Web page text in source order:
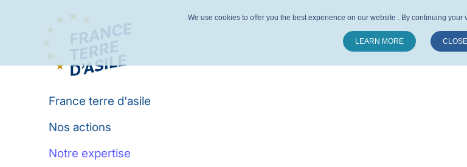
France terre d'asile
Nos actions
Notre expertise
We use cookies to offer you the best experience on our website . By continuing your
LEARN MORE CLOSE